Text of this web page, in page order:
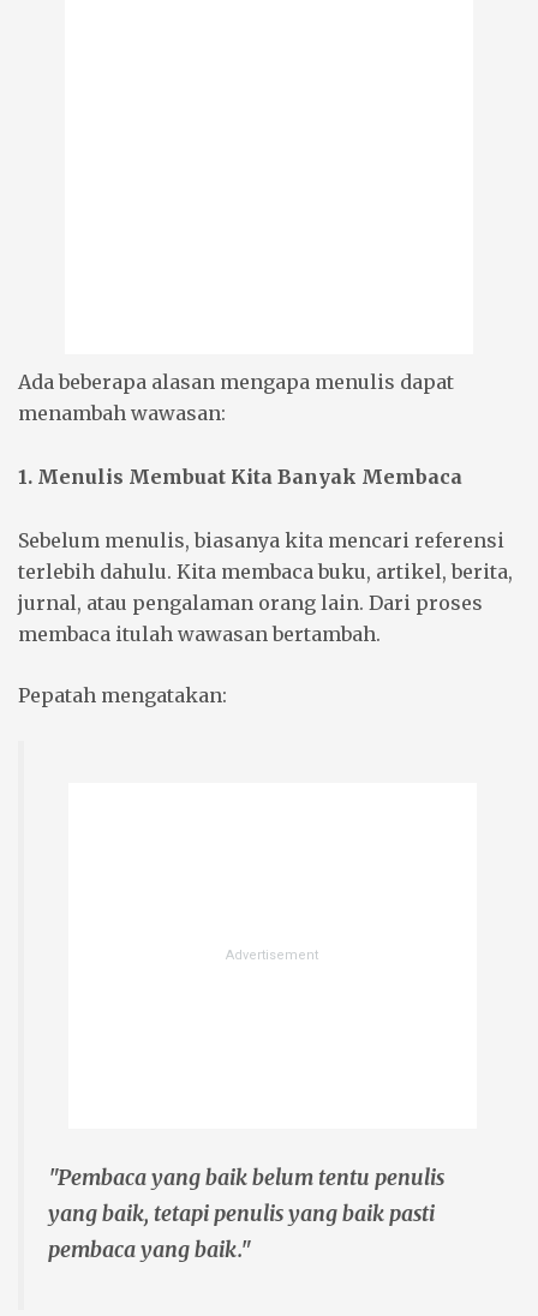
Ada beberapa alasan mengapa menulis dapat
menambah wawasan:
1. Menulis Membuat Kita Banyak Membaca
Sebelum menulis, biasanya kita mencari referensi
terlebih dahulu. Kita membaca buku, artikel, berita,
jurnal, atau pengalaman orang lain. Dari proses
membaca itulah wawasan bertambah.
Pepatah mengatakan:
"Pembaca yang baik belum tentu penulis
yang baik, tetapi penulis yang baik pasti
pembaca yang baik."